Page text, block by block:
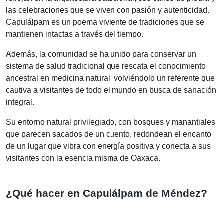
las celebraciones que se viven con pasión y autenticidad.
Capulálpam es un poema viviente de tradiciones que se
mantienen intactas a través del tiempo.
Además, la comunidad se ha unido para conservar un
sistema de salud tradicional que rescata el conocimiento
ancestral en medicina natural, volviéndolo un referente que
cautiva a visitantes de todo el mundo en busca de sanación
integral.
Su entorno natural privilegiado, con bosques y manantiales
que parecen sacados de un cuento, redondean el encanto
de un lugar que vibra con energía positiva y conecta a sus
visitantes con la esencia misma de Oaxaca.
¿Qué hacer en Capulálpam de Méndez?